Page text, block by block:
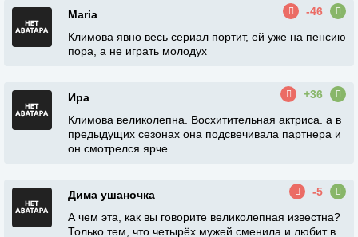
Maria
-46
Климова явно весь сериал портит, ей уже на пенсию
пора, а не играть молодух
Ира
+36
Климова великолепна. Восхитительная актриса. а в
предыдущих сезонах она подсвечивала партнера и
он смотрелся ярче.
Дима ушаночка
-5
А чем эта, как вы говорите великолепная известна?
Только тем, что четырёх мужей сменила и любит в